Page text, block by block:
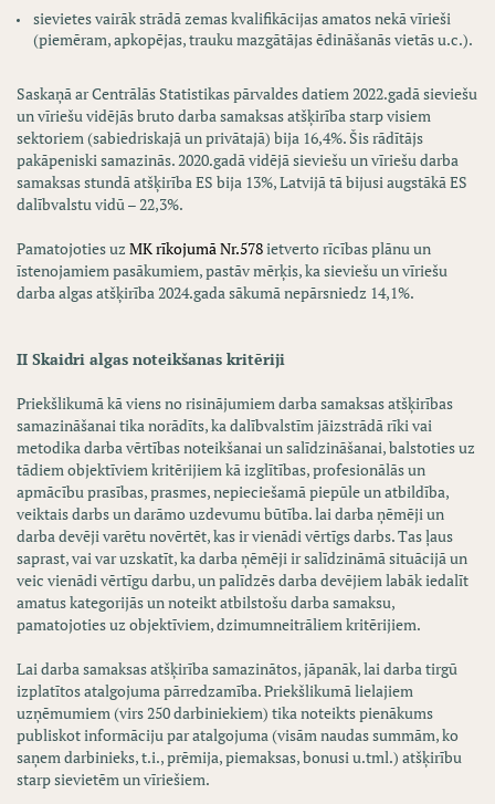
sievietes vairāk strādā zemas kvalifikācijas amatos nekā vīrieši
(piemēram, apkopējas, trauku mazgātājas ēdināšanās vietās u.c.).
Saskaņā ar Centrālās Statistikas pārvaldes datiem 2022.gadā sieviešu
un vīriešu vidējās bruto darba samaksas atšķirība starp visiem
sektoriem (sabiedriskajā un privātajā) bija 16,4%. Šis rādītājs
pakāpeniski samazinās. 2020.gadā vidējā sieviešu un vīriešu darba
samaksas stundā atšķirība ES bija 13%, Latvijā tā bijusi augstākā ES
dalībvalstu vidū – 22,3%.
Pamatojoties uz MK rīkojumā Nr.578ietverto rīcības plānu un
īstenojamiem pasākumiem, pastāv mērķis, ka sieviešu un vīriešu
darba algas atšķirība 2024.gada sākumā nepārsniedz 14,1%.
II Skaidri algas noteikšanas kritēriji
Priekšlikumā kā viens no risinājumiem darba samaksas atšķirības
samazināšanai tika norādīts, ka dalībvalstīm jāizstrādā rīki vai
metodika darba vērtības noteikšanai un salīdzināšanai, balstoties uz
tādiem objektīviem kritērijiem kā izglītības, profesionālās un
apmācību prasības, prasmes, nepieciešamā piepūle un atbildība,
veiktais darbs un darāmo uzdevumu būtība. lai darba ņēmēji un
darba devēji varētu novērtēt, kas ir vienādi vērtīgs darbs. Tas ļaus
saprast, vai var uzskatīt, ka darba ņēmēji ir salīdzināmā situācijā un
veic vienādi vērtīgu darbu, un palīdzēs darba devējiem labāk iedalīt
amatus kategorijās un noteikt atbilstošu darba samaksu,
pamatojoties uz objektīviem, dzimumneitrāliem kritērijiem.
Lai darba samaksas atšķirība samazinātos, jāpanāk, lai darba tirgū
izplatītos atalgojuma pārredzamība. Priekšlikumā lielajiem
uzņēmumiem (virs 250 darbiniekiem) tika noteikts pienākums
publiskot informāciju par atalgojuma (visām naudas summām, ko
saņem darbinieks, t.i., prēmija, piemaksas, bonusi u.tml.) atšķirību
starp sievietēm un vīriešiem.